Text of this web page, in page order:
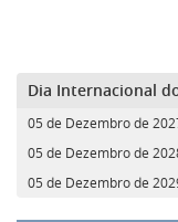
Dia Internacional
05 de Dezembro de
05 de Dezembro de
05 de Dezembro de